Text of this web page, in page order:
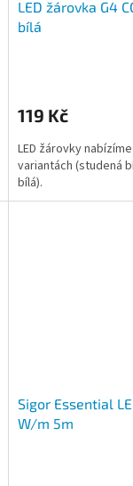
LED žárovka G4
bílá
119 Kč
LED žárovky
variantách (studená
bílá).
Sigor Essential
W/m 5m